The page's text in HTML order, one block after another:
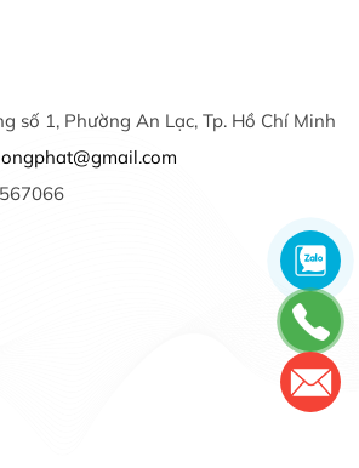
số 1, Phường An Lạc, Tp. Hồ Chí Minh